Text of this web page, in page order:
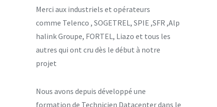
Merci aux industriels et opérateurs
comme Telenco , SOGETREL, SPIE ,SFR ,Alp
halink Groupe, FORTEL, Liazo et tous les
autres qui ont cru dès le début à notre
projet
Nous avons depuis développé une
formation de Technicien Datacenter dans le